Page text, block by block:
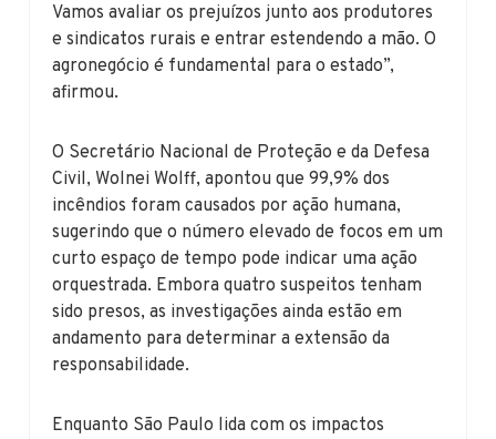
Vamos avaliar os prejuízos junto aos produtores
e sindicatos rurais e entrar estendendo a mão. O
agronegócio é fundamental para o estado”,
afirmou.
O Secretário Nacional de Proteção e da Defesa
Civil, Wolnei Wolff, apontou que 99,9% dos
incêndios foram causados por ação humana,
sugerindo que o número elevado de focos em um
curto espaço de tempo pode indicar uma ação
orquestrada. Embora quatro suspeitos tenham
sido presos, as investigações ainda estão em
andamento para determinar a extensão da
responsabilidade.
Enquanto São Paulo lida com os impactos